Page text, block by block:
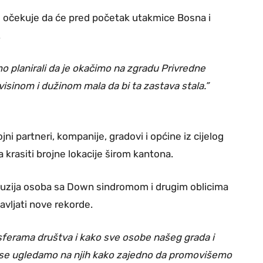
da će pred početak utakmice Bosna i
planirali da je okačimo na zgradu Privredne
i dužinom mala da bi ta zastava stala.”
partneri, kompanije, gradovi i općine iz cijelog
krasiti brojne lokacije širom kantona.
osoba sa Down sindromom i drugim oblicima
nove rekorde.
društva i kako sve osobe našeg grada i
ugledamo na njih kako zajedno da promovišemo